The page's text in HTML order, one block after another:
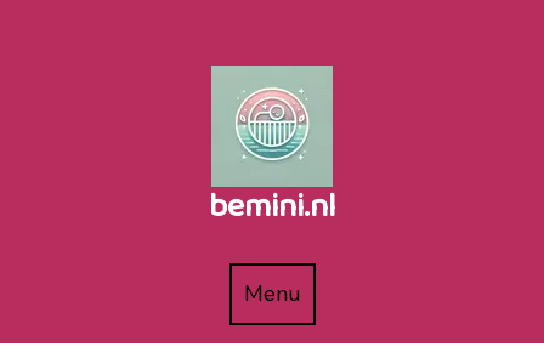
bemini.nl
MenuMenu